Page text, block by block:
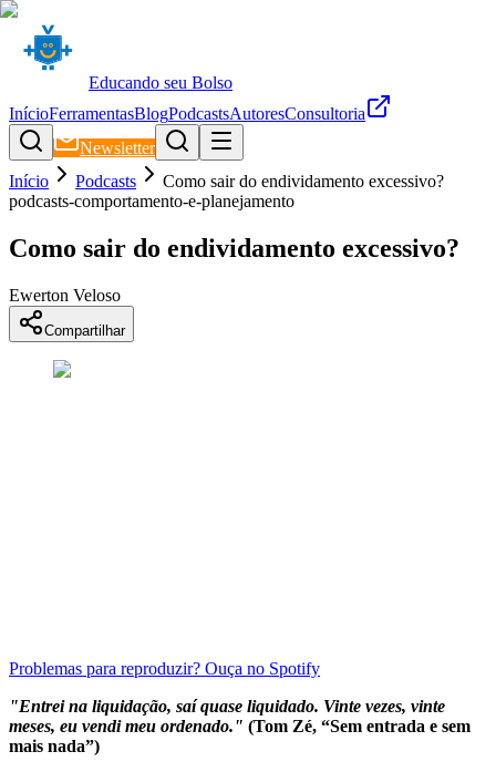
Educando seu Bolso
InícioFerramentasBlogPodcastsAutoresConsultoria
Newsletter
Início
Podcasts
Como sair do endividamento excessivo?
podcasts-comportamento-e-planejamento
Como sair do endividamento excessivo?
Ewerton Veloso
Compartilhar
Problemas para reproduzir? Ouça no Spotify
"Entrei na liquidação, saí quase liquidado. Vinte vezes, vinte
meses, eu vendi meu ordenado." (Tom Zé, “Sem entrada e sem
mais nada”)